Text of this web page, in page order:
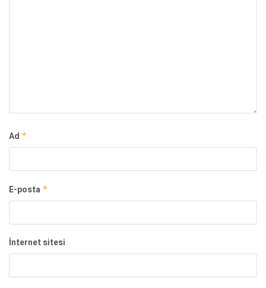
Ad *
E-posta *
İnternet sitesi